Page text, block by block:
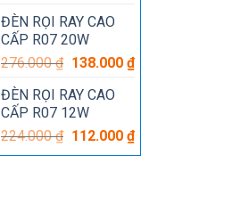
là:
368.000 ₫.
184.000 ₫.
ĐÈN RỌI RAY CAO
CẤP R07 20W
276.000₫ Giá
là:
276.000 ₫.
138.000 ₫Giá
138.000 ₫.
ĐÈN RỌI RAY CAO
CẤP R07 12W
224.000₫ Giá
gốc
112.000 ₫Giá
hiện